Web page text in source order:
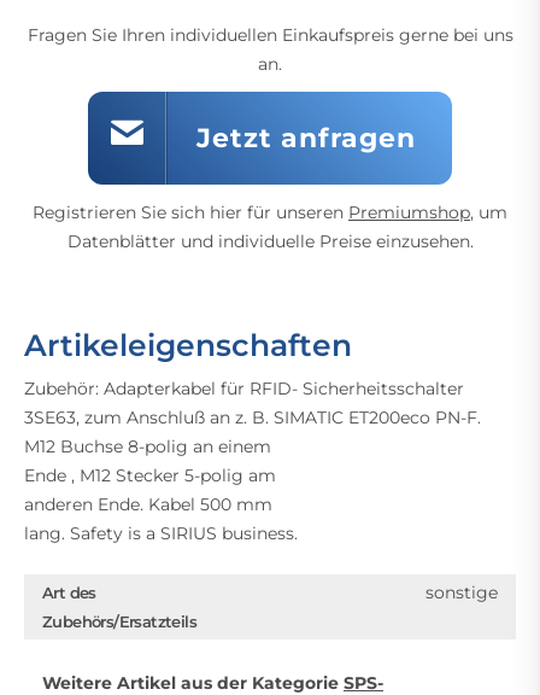
Fragen Sie Ihren individuellen Einkaufspreis gerne bei uns
an.
Jetzt anfragen
Registrieren Sie sich hier für unseren Premiumshop, um
Datenblätter und individuelle Preise einzusehen.
Artikeleigenschaften
Zubehör: Adapterkabel für RFID- Sicherheitsschalter
3SE63, zum Anschluß an z. B. SIMATIC ET200eco PN-F.
M12 Buchse 8-polig an einem
Ende , M12 Stecker 5-polig am
anderen Ende. Kabel 500 mm
lang. Safety is a SIRIUS business.
Art des
Zubehörs/Ersatzteils
sonstige
Weitere Artikel aus der Kategorie SPS-